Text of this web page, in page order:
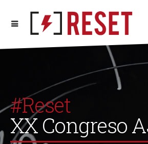
#Reset
XX Congreso